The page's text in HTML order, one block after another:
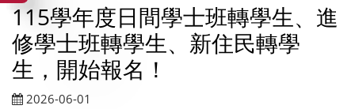
115學年度日間學士班轉學生、進
修學士班轉學生、新住民轉學
生，開始報名！
2026-06-01